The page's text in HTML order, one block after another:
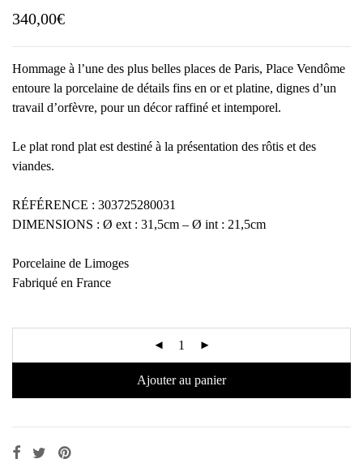
340,00€
Hommage à l’une des plus belles places de Paris, Place Vendôme
entoure la porcelaine de détails fins en or et platine, dignes d’un
travail d’orfèvre, pour un décor raffiné et intemporel.
Le plat rond plat est destiné à la présentation des rôtis et des
viandes.
RÉFÉRENCE : 303725280031
DIMENSIONS : Ø ext : 31,5cm – Ø int : 21,5cm
Porcelaine de Limoges
Fabriqué en France
Ajouter au panier